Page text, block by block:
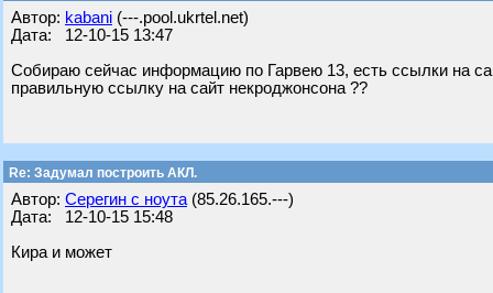
Автор: kabani (---.pool.ukrtel.net)
Дата: 12-10-15 13:47
Собираю сейчас информацию по Гарвею 13, есть ссылки на
правильную ссылку на сайт некроджонсона ??
Re: Задумал построить АКЛ.
Автор: Серегин с ноута (85.26.165.---)
Дата: 12-10-15 15:48
Кира и может